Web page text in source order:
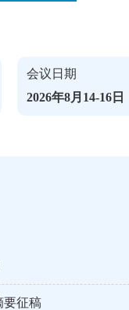
会议日期
2026年8月14-16日
要征稿